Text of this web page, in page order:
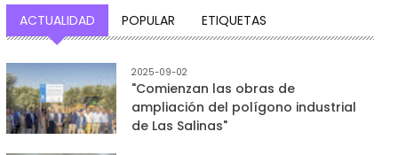
ACTUALIDAD POPULAR ETIQUETAS
2025-09-02
"Comienzan las obras de
ampliación del polígono industrial
de Las Salinas"